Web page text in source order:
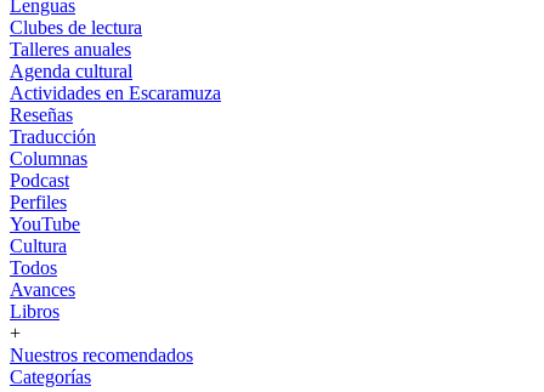
Lenguas
Clubes de lectura
Talleres anuales
Agenda cultural
Actividades en Escaramuza
Reseñas
Traducción
Columnas
Podcast
Perfiles
YouTube
Cultura
Todos
Avances
Libros
+
Nuestros recomendados
Categorías